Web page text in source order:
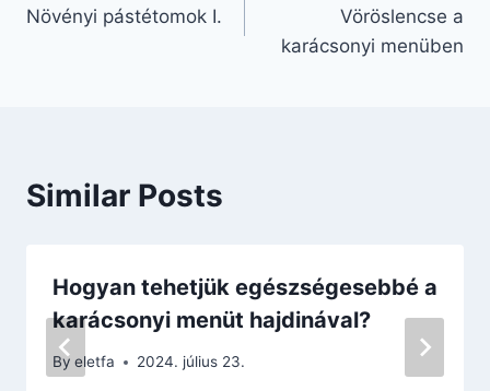
navigáció
Növényi pástétomok I.
Vöröslencse a
karácsonyi menüben
Similar Posts
Hogyan tehetjük egészségesebbé a
karácsonyi menüt hajdinával?
By eletfa 2024. július 23.